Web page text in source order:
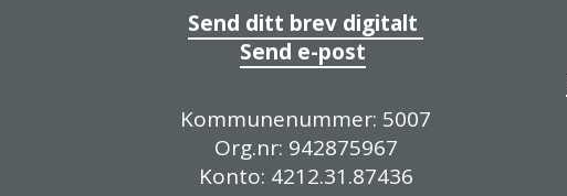
Send ditt brev digitalt
Send e-post
Kommunenummer: 5007
Org.nr: 942875967
Konto: 4212.31.87436